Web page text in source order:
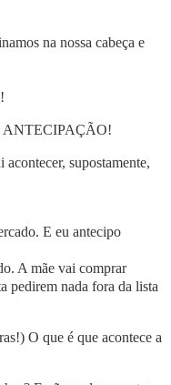
na nossa cabeça e
ANTECIPAÇÃO!
supostamente,
E eu antecipo
A mãe vai comprar
pedirem nada fora da lista
O que é que acontece a